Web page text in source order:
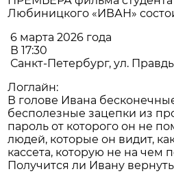
Любиницкого «ИВАН»
6 марта 2026 года
В 17:30
Санкт-Петербург, ул.
Логлайн:
В голове Ивана
бесполезные зацепки из
пароль от которого он не
людей, которые он видит,
кассета, которую не на чем
Получится ли Ивану